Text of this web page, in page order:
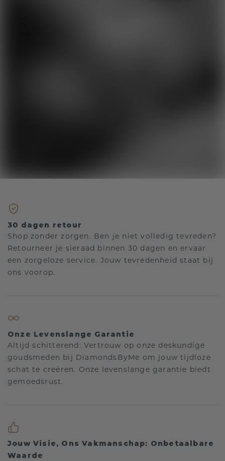
30 dagen retour
Shop zonder zorgen. Ben je niet volledig tevreden?
Retourneer je sieraad binnen 30 dagen en ervaar
een zorgeloze service. Jouw tevredenheid staat bij
ons voorop.
Onze Levenslange Garantie
Altijd schitterend: Vertrouw op onze deskundige
goudsmeden bij DiamondsByMe om jouw tijdloze
schat te creëren. Onze levenslange garantie biedt
gemoedsrust.
Jouw Visie, Ons Vakmanschap: Onbetaalbare
Waarde